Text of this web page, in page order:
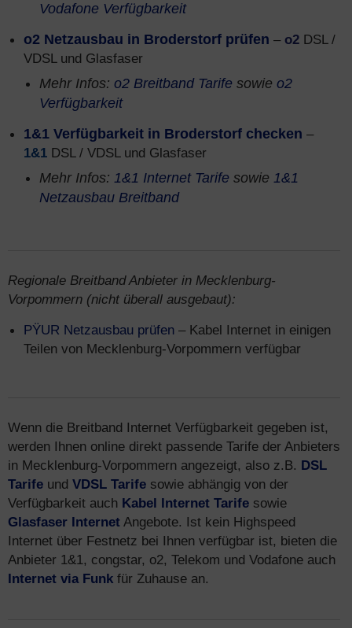
Vodafone Verfügbarkeit
o2 Netzausbau in Broderstorf prüfen – o2 DSL /
VDSL und Glasfaser
Mehr Infos: o2 Breitband Tarife sowie o2
Verfügbarkeit
1&1 Verfügbarkeit in Broderstorf checken –
1&1 DSL / VDSL und Glasfaser
Mehr Infos: 1&1 Internet Tarife sowie 1&1
Netzausbau Breitband
Regionale Breitband Anbieter in Mecklenburg-
Vorpommern (nicht überall ausgebaut):
PŸUR Netzausbau prüfen – Kabel Internet in einigen
Teilen von Mecklenburg-Vorpommern verfügbar
Wenn die Breitband Internet Verfügbarkeit gegeben ist,
werden Ihnen online direkt passende Tarife der Anbieters
in Mecklenburg-Vorpommern angezeigt, also z.B. DSL
Tarife und VDSL Tarife sowie abhängig von der
Verfügbarkeit auch Kabel Internet Tarife sowie
Glasfaser Internet Angebote. Ist kein Highspeed
Internet über Festnetz bei Ihnen verfügbar ist, bieten die
Anbieter 1&1, congstar, o2, Telekom und Vodafone auch
Internet via Funk für Zuhause an.